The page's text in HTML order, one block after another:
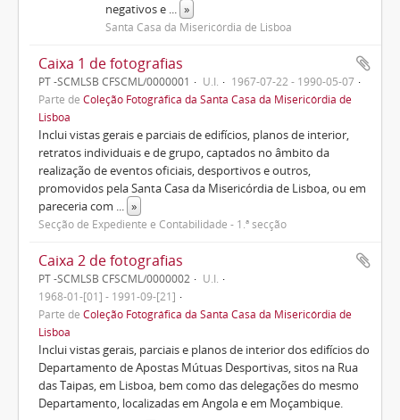
negativos e ... »
Santa Casa da Misericórdia de Lisboa
Caixa 1 de fotografias
PT -SCMLSB CFSCML/0000001 U.I.
1967-07-22 - 1990-05-07
Parte de Coleção Fotográfica da Santa Casa da Misericórdia de
Lisboa
Inclui vistas gerais e parciais de edifícios, planos de interior,
retratos individuais e de grupo, captados no âmbito da
realização de eventos oficiais, desportivos e outros,
promovidos pela Santa Casa da Misericórdia de Lisboa, ou em
pareceria com ... »
Secção de Expediente e Contabilidade - 1.ª secção
Caixa 2 de fotografias
PT -SCMLSB CFSCML/0000002
U.I.
1968-01-[01] - 1991-09-[21]
Parte de Coleção Fotográfica da Santa Casa da Misericórdia de
Lisboa
Inclui vistas gerais, parciais e planos de interior dos edifícios do
Departamento de Apostas Mútuas Desportivas, sitos na Rua
das Taipas, em Lisboa, bem como das delegações do mesmo
Departamento, localizadas em Angola e em Moçambique.